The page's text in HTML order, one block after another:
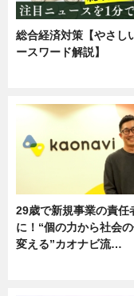
総合経済対策【やさし
ースワード解説】
29歳で新規事業の責任
に！“個の力から社会
変える”カオナビ流…